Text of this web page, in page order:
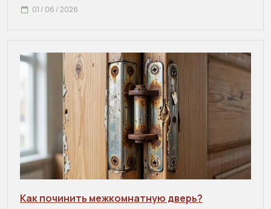
01 / 06 / 2026
Как починить межкомнатную дверь?